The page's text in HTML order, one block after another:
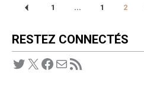
1 ... 1 2
RESTEZ CONNECTÉS
Twitter X Facebook E-mail Flux RSS